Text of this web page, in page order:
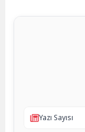
Yazı Sayısı